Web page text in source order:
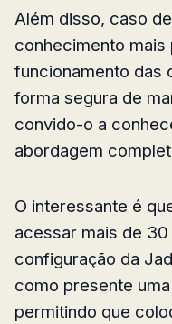
Além disso, caso
conhecimento
funcionamento das
forma segura de
convido-o a
abordagem
O interessante é
acessar mais de
configuração da
como presente
permitindo que